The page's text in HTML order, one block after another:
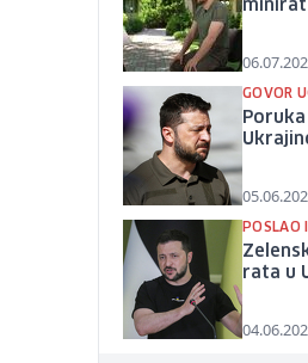
GOVOR
POSLAO
rata u